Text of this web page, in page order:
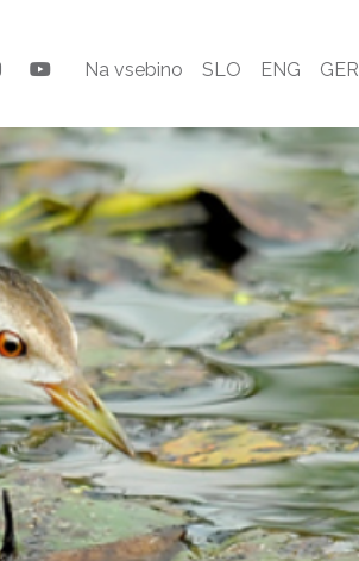
Na vsebino SLO ENG GER